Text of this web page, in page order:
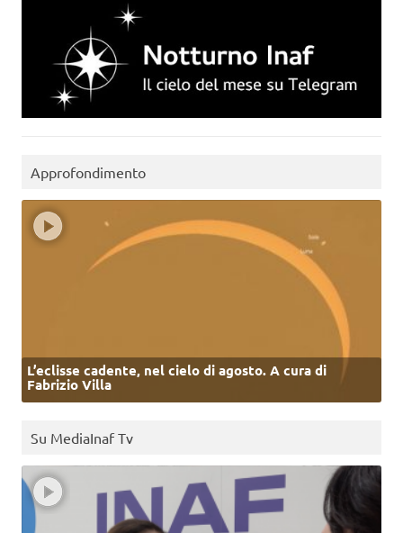
Approfondimento
L’eclisse cadente, nel cielo di agosto. A cura di
Fabrizio Villa
Su MediaInaf Tv